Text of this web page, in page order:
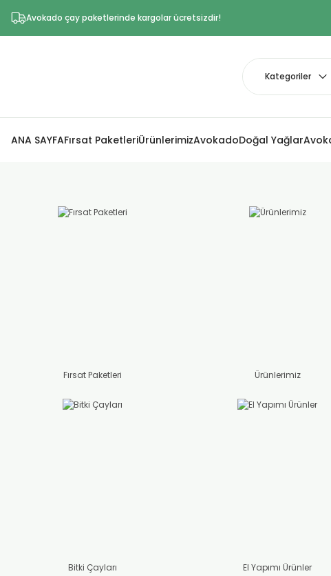
Avokado çay paketlerinde kargolar ücretsizdir!
ANA SAYFAFırsat PaketleriÜrünlerimizAvokadoDoğal Yağlar
Fırsat Paketleri Ürünlerimiz
Bitki Çayları El Yapımı Ürünler